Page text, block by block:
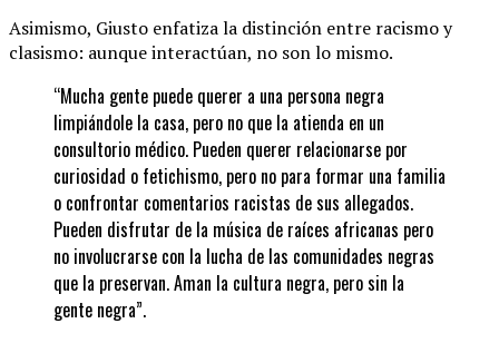
Asimismo, Giusto enfatiza la distinción entre racismo y
clasismo: aunque interactúan, no son lo mismo.
“Mucha gente puede querer a una persona negra
limpiándole la casa, pero no que la atienda en un
consultorio médico. Pueden querer relacionarse por
curiosidad o fetichismo, pero no para formar una familia
o confrontar comentarios racistas de sus allegados.
Pueden disfrutar de la música de raíces africanas pero
no involucrarse con la lucha de las comunidades negras
que la preservan. Aman la cultura negra, pero sin la
gente negra”.